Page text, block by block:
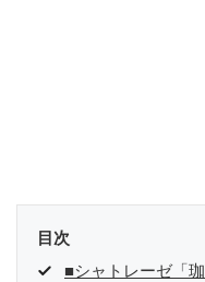
目次
■シャトレーゼ「